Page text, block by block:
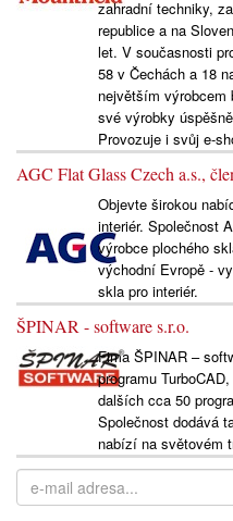
zahradní techniky,
republice a na
let. V současnosti
58 v Čechách a 18
největším výrobcem
své výrobky
Provozuje i svůj e-
AGC Flat Glass Czech a.s.,
Objevte širokou
interiér. Společnost
výrobce plochého
východní Evropě -
skla pro interiér.
ŠPINAR - software s.r.o.
Fima ŠPINAR –
programu
dalších cca 50
Společnost dodává
nabízí na světovém